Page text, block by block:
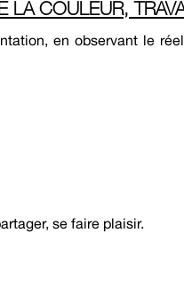
LA COULEUR,
en observant le
se faire plaisir.